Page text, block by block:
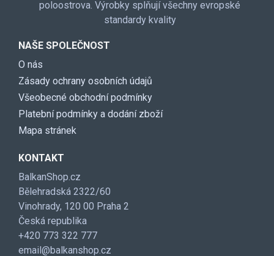
poloostrova. Výrobky splňují všechny evropské
standardy kvality
NAŠE SPOLEČNOST
O nás
Zásady ochrany osobních údajů
Všeobecné obchodní podmínky
Platební podmínky a dodání zboží
Mapa stránek
KONTAKT
BalkanShop.cz
Bělehradská 2322/60
Vinohrady, 120 00 Praha 2
Česká republika
+420 773 322 777
email@balkanshop.cz